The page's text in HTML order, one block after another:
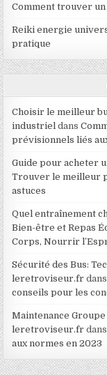
Comment trouver
Reiki energie
pratique
Choisir le meilleur
industriel dans
prévisionnels liés
Guide pour acheter
Trouver le meilleur
astuces
Quel entraînement
Bien-être et Repas
Corps, Nourrir
Sécurité des Bus:
leretroviseur.fr
conseils pour les
Maintenance
leretroviseur.fr
aux normes en 2023